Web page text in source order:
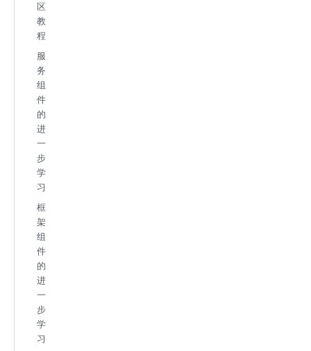
区
教
程
服
务
组
件
的
进
一
步
学
习
框
架
组
件
的
进
一
步
学
习